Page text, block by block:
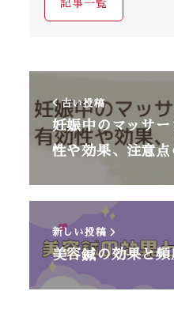
古い投稿
妊娠中のマッサ
性や効果、注意
新しい投稿
美容鍼の効果と